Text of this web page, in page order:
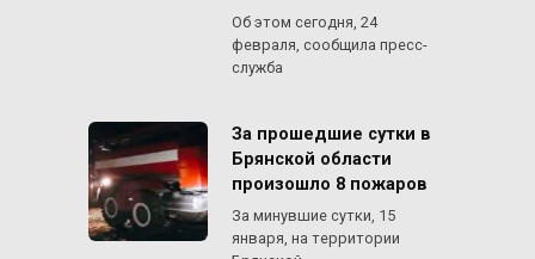
Об этом сегодня, 24
февраля, сообщила пресс-
служба
За прошедшие сутки в
Брянской области
произошло 8 пожаров
За минувшие сутки, 15
января, на территории